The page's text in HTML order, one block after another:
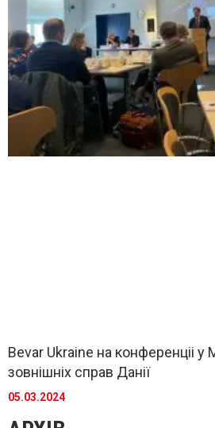
Bevar Ukraine на конференціі у
зовнішніх справ Данії
05.03.2024